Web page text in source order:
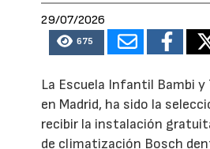
29/07/2026
675
La Escuela Infantil Bambi y
en Madrid, ha sido la
recibir la instalación
de climatización Bosch